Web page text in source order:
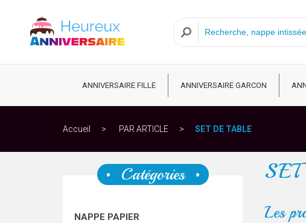
ANNIVERSAIRE FILLE ANNIVERSAIRE GARCON
Accueil PAR ARTICLE SET DE TABLE
Catégories
NAPPE PAPIER Les